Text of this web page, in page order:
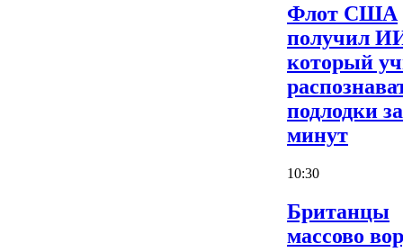
Флот США
получил
который
подлодки
минут
10:30
Британцы
массово